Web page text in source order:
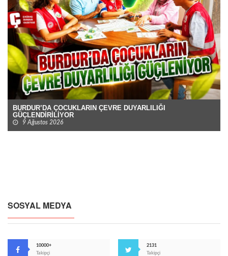
BURDUR’DA ÇOCUKLARIN ÇEVRE DUYARLILIĞI
GÜÇLENDİRİLİYOR
9 Ağustos 2026
SOSYAL MEDYA
10000+
Takipçi
2131
Takipçi